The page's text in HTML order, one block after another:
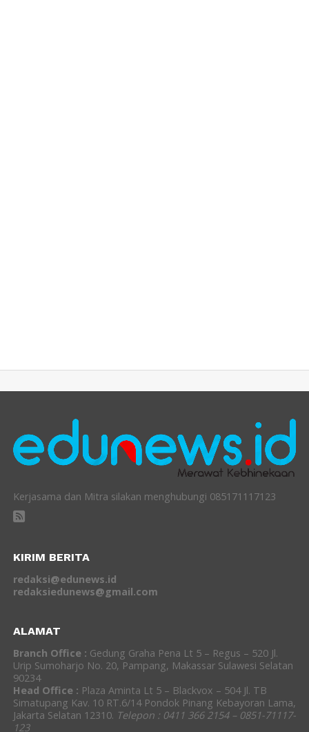
Kerjasama dan Mitra silakan menghubungi 085171117123
KIRIM BERITA
redaksi@edunews.id
redaksiedunews@gmail.com
ALAMAT
Branch Office : Gedung Graha Pena Lt 5 – Regus – 520 Jl.
Urip Sumoharjo No. 20, Pampang, Makassar Sulawesi Selatan
90234
Head Office : Plaza Aminta Lt 5 – Blackvox – 504 Jl. TB
Simatupang Kav. 10 RT.6/14 Pondok Pinang Kebayoran Lama,
Jakarta Selatan 12310. Telepon : 0411 366 2154 – 0851-71117-
123